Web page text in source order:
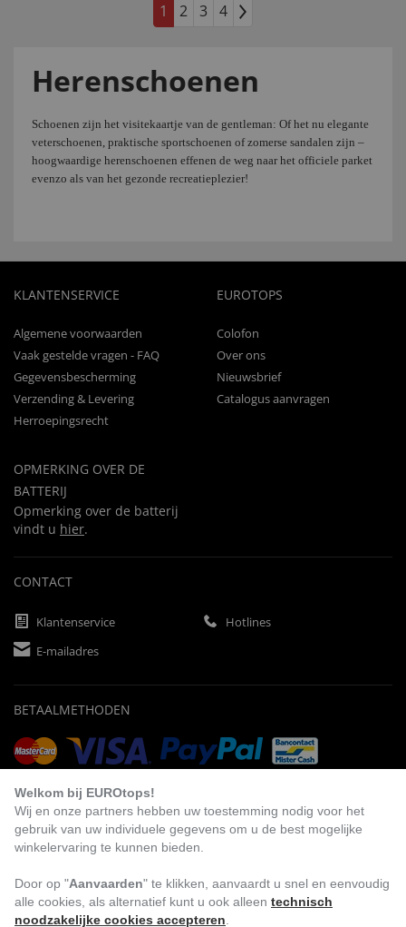
1 2 3 4
Herenschoenen
Schoenen zijn het visitekaartje van de gentleman: Of het nu elegante
veterschoenen, praktische sportschoenen of zomerse sandalen zijn –
hoogwaardige herenschoenen effenen de weg naar het officiele parket
evenzo als van het gezonde recreatieplezier!
KLANTENSERVICE
Algemene voorwaarden
Vaak gestelde vragen - FAQ
Gegevensbescherming
Verzending & Levering
Herroepingsrecht
OPMERKING OVER DE
BATTERIJ
Opmerking over de batterij
vindt u hier.
EUROTOPS
Colofon
Over ons
Nieuwsbrief
Catalogus aanvragen
CONTACT
Klantenservice
Hotlines
E-mailadres
BETAALMETHODEN
BEZOEK ONS
Welkom bij EUROtops!
Wij en onze partners hebben uw toestemming nodig voor het
gebruik van uw individuele gegevens om u de best mogelijke
winkelervaring te kunnen bieden.
Door op "Aanvaarden" te klikken, aanvaardt u snel en eenvoudig
alle cookies, als alternatief kunt u ook alleen technisch
noodzakelijke cookies accepteren